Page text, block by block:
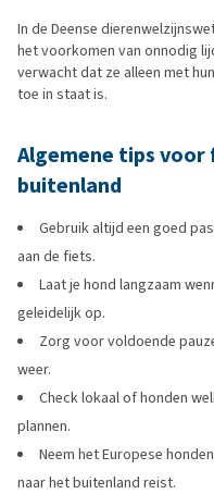
In de Deense
het voorkomen van onnodig
verwacht dat ze alleen met
toe in staat is.
Algemene tips
buitenland
Gebruik altijd een goed
aan de fiets.
Laat je hond langzaam
geleidelijk op.
Zorg voor voldoende
weer.
Check lokaal of honden
plannen.
Neem het Europese
naar het buitenland reist.